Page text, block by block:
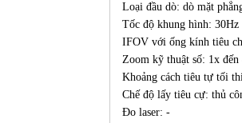
Loại đầu dò: dò mặt
Tốc độ khung hình: 30Hz
IFOV với ống kính tiêu
Zoom kỹ thuật số: 1x
Khoảng cách tiêu tự tối
Chế độ lấy tiêu cự: thủ
Đo laser: -